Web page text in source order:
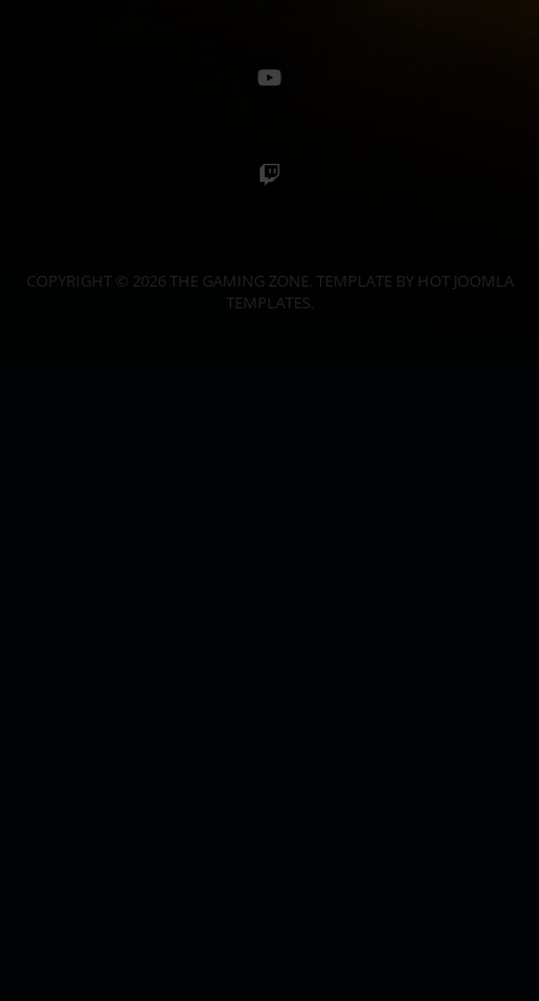
COPYRIGHT © 2026 THE GAMING ZONE. TEMPLATE BY HOT JOOMLA
TEMPLATES.